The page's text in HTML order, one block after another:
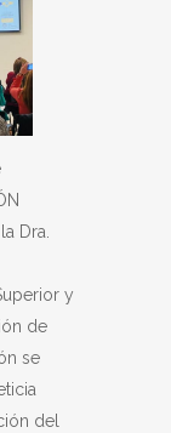
Dra.
y
de
se
del